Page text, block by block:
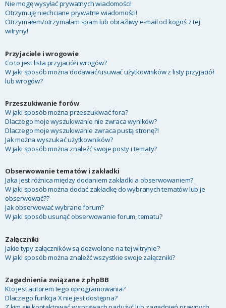
Nie mogę wysyłać prywatnych wiadomości!
Otrzymuję niechciane prywatne wiadomości!
Otrzymałem/otrzymałam spam lub obraźliwy e-mail od kogoś z tej
witryny!
Przyjaciele i wrogowie
Co to jest lista przyjaciół i wrogów?
W jaki sposób można dodawać/usuwać użytkowników z listy przyjaciół
lub wrogów?
Przeszukiwanie forów
W jaki sposób można przeszukiwać fora?
Dlaczego moje wyszukiwanie nie zwraca wyników?
Dlaczego moje wyszukiwanie zwraca pustą stronę?!
Jak można wyszukać użytkowników?
W jaki sposób można znaleźć swoje posty i tematy?
Obserwowanie tematów i zakładki
Jaka jest różnica między dodaniem zakładki a obserwowaniem?
W jaki sposób można dodać zakładkę do wybranych tematów lub je
obserwować??
Jak obserwować wybrane forum?
W jaki sposób usunąć obserwowanie forum, tematu?
Załączniki
Jakie typy załączników są dozwolone na tej witrynie?
W jaki sposób można znaleźć wszystkie swoje załączniki?
Zagadnienia związane z phpBB
Kto jest autorem tego oprogramowania?
Dlaczego funkcja X nie jest dostępna?